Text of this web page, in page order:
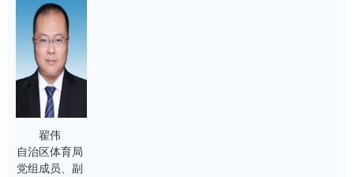
翟伟
自治区体育局
党组成员、副